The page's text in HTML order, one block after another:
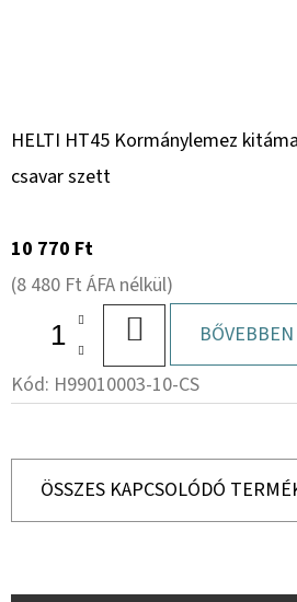
HELTI HT45 Kormánylemez
csavar szett
10 770 Ft
(8 480 Ft ÁFA nélkül)
KOSÁRBABŐVEBBEN
Kód: H99010003-10-CS
ÖSSZES KAPCSOLÓDÓ